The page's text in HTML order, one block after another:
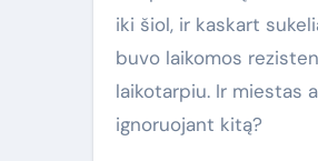
iki šiol, ir kaskart
buvo laikomos
laikotarpiu. Ir miestas
ignoruojant kitą?